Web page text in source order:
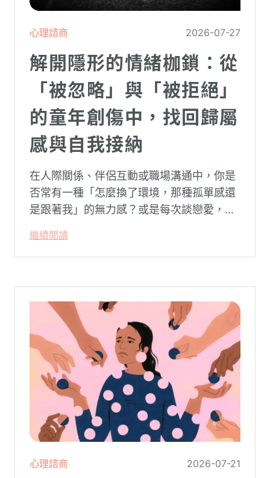
心理諮商 2026-07-27
解開隱形的情緒枷鎖：從
「被忽略」與「被拒絕」
的童年創傷中，找回歸屬
感與自我接納
在人際關係、伴侶互動或職場溝通中，你是
否常有一種「怎麼換了環境，那種孤單感還
是跟著我」的無力感？或是每次談戀愛，總
卻演變成兩敗俱傷？
繼續閱讀
心理諮商 2026-07-21